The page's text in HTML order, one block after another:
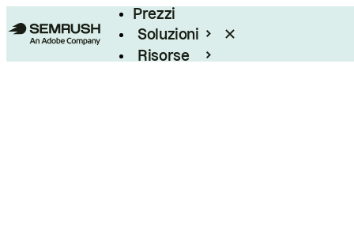
Prezzi
Soluzioni
Risorse